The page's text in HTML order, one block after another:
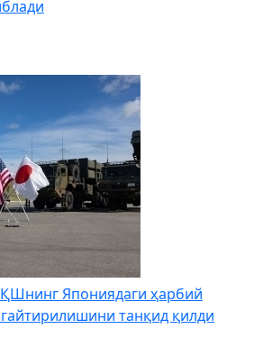
Япониядаги ҳарбий
танқид қилди